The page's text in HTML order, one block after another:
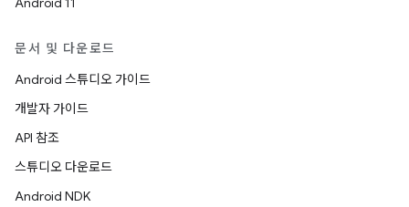
문서 및 다운로드
Android 스튜디오 가이드
개발자 가이드
API 참조
스튜디오 다운로드
Android NDK